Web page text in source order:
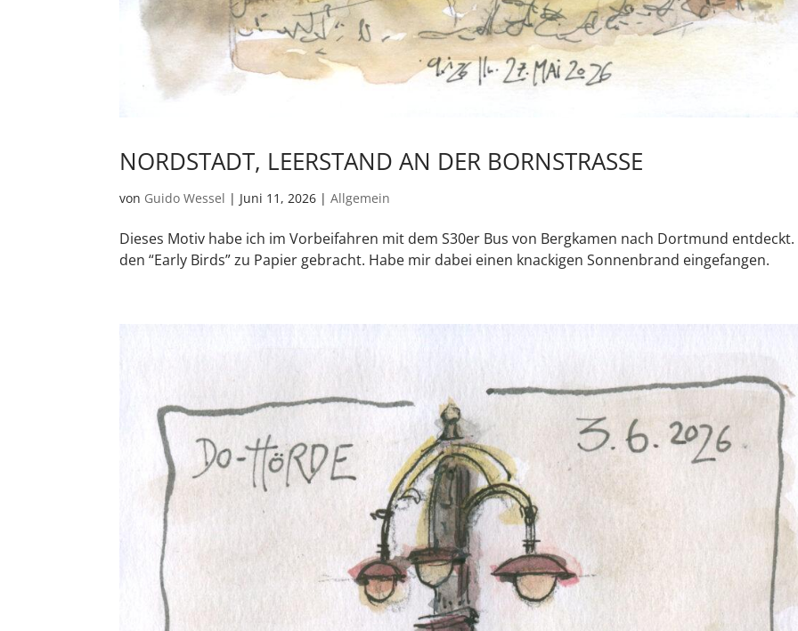
NORDSTADT, LEERSTAND AN DER BORNSTRASSE
von Guido Wessel | Juni 11, 2026 |Allgemein
Dieses Motiv habe ich im Vorbeifahren mit dem S30er Bus von Bergkamen nach Dortmund
den “Early Birds” zu Papier gebracht. Habe mir dabei einen knackigen Sonnenbrand eingefangen.